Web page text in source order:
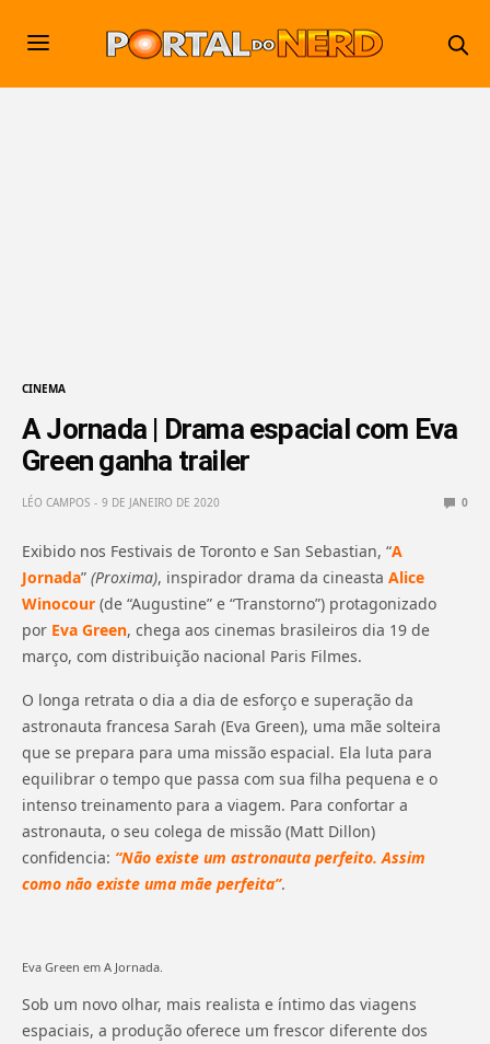
CINEMA
A Jornada | Drama espacial com Eva
Green ganha trailer
LÉO CAMPOS 9 DE JANEIRO DE 2020 0
Exibido nos Festivais de Toronto e San Sebastian, “A
Jornada”(Proxima), inspirador drama da cineastaAlice
Winocour (de “Augustine” e “Transtorno”) protagonizado
por Eva Green, chega aos cinemas brasileiros dia 19 de
março, com distribuição nacional Paris Filmes.
O longa retrata o dia a dia de esforço e superação da
astronauta francesa Sarah (Eva Green), uma mãe solteira
que se prepara para uma missão espacial. Ela luta para
equilibrar o tempo que passa com sua filha pequena e o
intenso treinamento para a viagem. Para confortar a
astronauta, o seu colega de missão (Matt Dillon)
confidencia: “Não existe um astronauta perfeito. Assim
como não existe uma mãe perfeita”.
Eva Green em A Jornada.
Sob um novo olhar, mais realista e íntimo das viagens
espaciais, a produção oferece um frescor diferente dos